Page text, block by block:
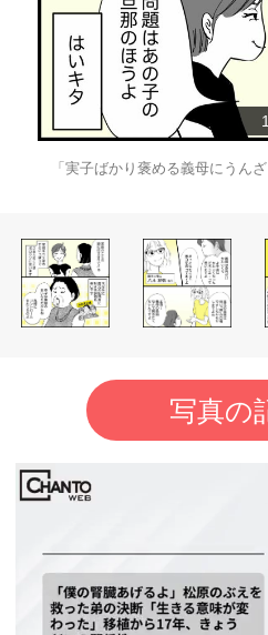
「実子ばかり褒める義母にうん
写真の